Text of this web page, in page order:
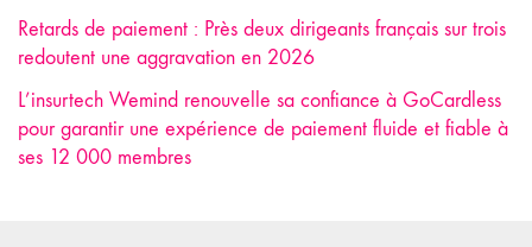
Retards de paiement : Près deux dirigeants français sur trois
redoutent une aggravation en 2026
L’insurtech Wemind renouvelle sa confiance à GoCardless
pour garantir une expérience de paiement fluide et fiable à
ses 12 000 membres